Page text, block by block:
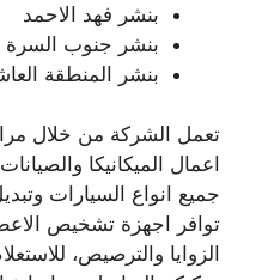
بنشر فهد الاحمد
بنشر جنوب السرة
بنشر المنطقة
تعمل الشركة من خلال
اعمال الميكانيكا
جميع انواع السيارات
توافر اجهزة تشخيص
الزوايا والترصيص،